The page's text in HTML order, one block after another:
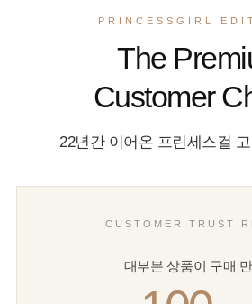
PRINCESSGIRL
The
Customer
22년간 이어온 프린세스걸
CUSTOMER TRUST
대부분 상품이 구매